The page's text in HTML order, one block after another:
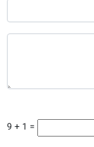
9 + 1 =